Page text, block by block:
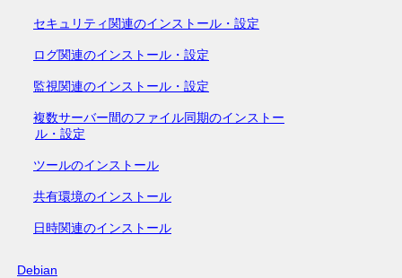
セキュリティ関連のインストール・設定
ログ関連のインストール・設定
監視関連のインストール・設定
複数サーバー間のファイル同期のインストー
ル・設定
ツールのインストール
共有環境のインストール
日時関連のインストール
Debian